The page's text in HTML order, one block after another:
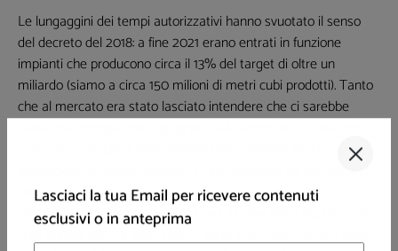
Le lungaggini dei tempi autorizzativi hanno svuotato il senso
del decreto del 2018: a fine 2021 erano entrati in funzione
impianti che producono circa il 13% del target di oltre un
miliardo (siamo a circa 150 milioni di metri cubi prodotti). Tanto
che al mercato era stato lasciato intendere che ci sarebbe
2021, con la legge di recepimento della direttiva Red2, è stato
un decreto ministeriale che avrebbe dovuto coordinare la
norma precedente con quella nuova. Un decreto che, però, ad
oggi ancora non ha visto luce. Ci sono stati, però, rumors sulla
Lasciaci la tua Email per ricevere contenuti
esclusivi o in anteprima